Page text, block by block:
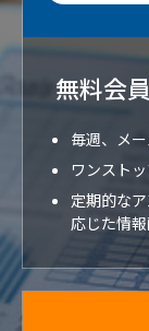
無料会
毎週、メ
ワンスト
定期的な
応じた情